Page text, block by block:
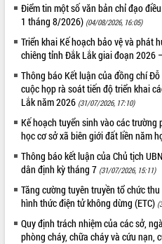
Điểm tin một số văn bản chỉ đạo
1 tháng 8/2026) (04/08/2026, 16:05)
Triển khai Kế hoạch bảo vệ và phát
chiêng tỉnh Đắk Lắk giai đoạn 2026
Thông báo Kết luận của đồng chí
cuộc họp rà soát tiến độ triển khai
Lắk năm 2026 (31/07/2026, 17:10)
Kế hoạch tuyển sinh vào các
học cơ sở xã biên giới đất liền năm
Thông báo kết luận của Chủ tịch
dân định kỳ tháng 7 (31/07/2026, 15:11)
Tăng cường tuyên truyền tổ chức
hình thức điện tử không dừng (ETC)
Quy định trách nhiệm của các sở,
phòng cháy, chữa cháy và cứu nạn,